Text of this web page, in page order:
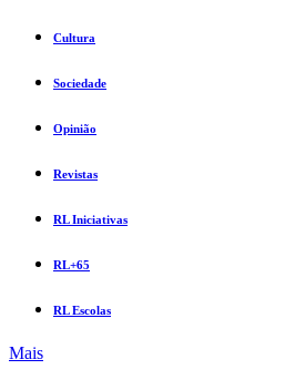
Cultura
Sociedade
Opinião
Revistas
RL Iniciativas
RL+65
RL Escolas
Mais